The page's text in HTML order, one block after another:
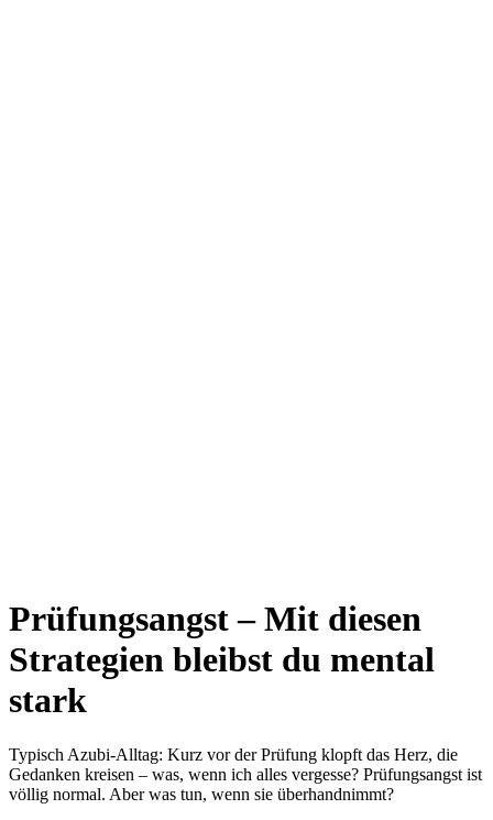
Prüfungsangst – Mit diesen
Strategien bleibst du mental
stark
Typisch Azubi-Alltag: Kurz vor der Prüfung klopft das Herz, die
Gedanken kreisen – was, wenn ich alles vergesse? Prüfungsangst ist
völlig normal. Aber was tun, wenn sie überhandnimmt?